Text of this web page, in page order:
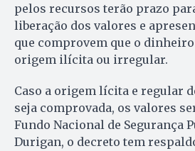
pelos recursos terão prazo
liberação dos valores e
que comprovem que o
origem ilícita ou irregular.
Caso a origem lícita e regular
seja comprovada, os valores
Fundo Nacional de Segurança
Durigan, o decreto tem